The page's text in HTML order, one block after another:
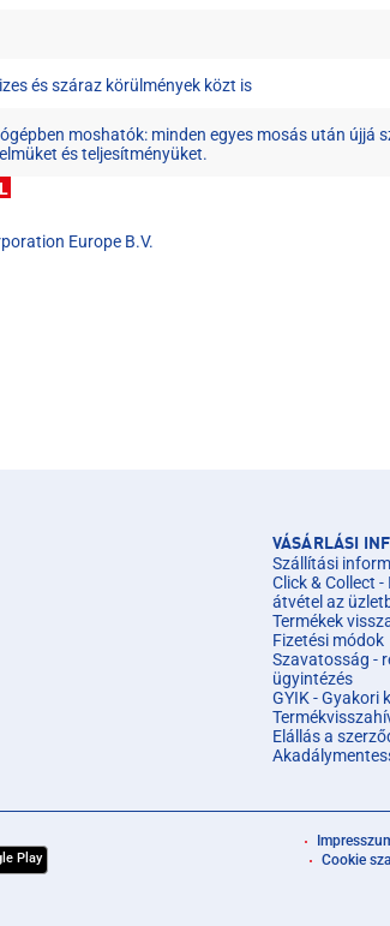
és száraz körülmények közt is
moshatók: minden egyes mosás után újjá
és teljesítményüket.
Europe B.V.
VÁSÁRLÁSI
Szállítási
Click & Collect -
átvétel az
Termékek
Fizetési módok
Szavatosság -
ügyintézés
GYIK - Gyakori
Elállás a
Play
Cookie